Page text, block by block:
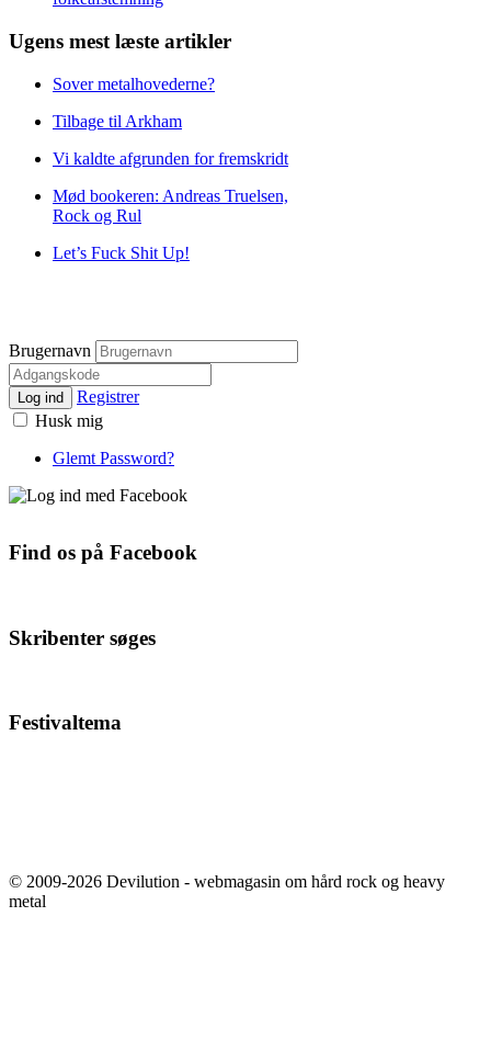
Ugens mest læste artikler
Sover metalhovederne?
Tilbage til Arkham
Vi kaldte afgrunden for fremskridt
Mød bookeren: Andreas Truelsen,
Rock og Rul
Let’s Fuck Shit Up!
Brugernavn
Log ind
Registrer
Husk mig
Glemt Password?
Find os på Facebook
Skribenter søges
Festivaltema
© 2009-2026 Devilution - webmagasin om hård rock og heavy
metal